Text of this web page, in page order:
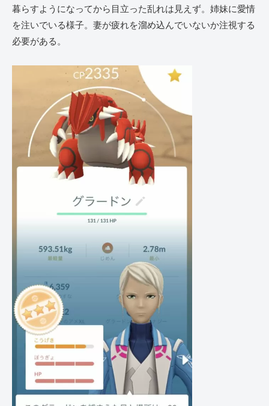
暮らすようになってから目立った乱れは見えず。姉妹に愛情
を注いでいる様子。妻が疲れを溜め込んでいないか注視する
必要がある。